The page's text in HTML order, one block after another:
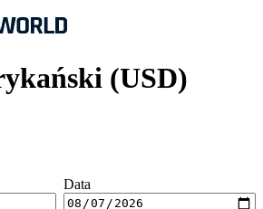
(USD)
Data